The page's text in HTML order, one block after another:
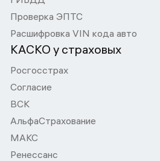
Проверка ЭПТС
Расшифровка VIN кода авто
КАСКО у страховых
Росгосстрах
Согласие
ВСК
АльфаСтрахование
МАКС
Ренессанс